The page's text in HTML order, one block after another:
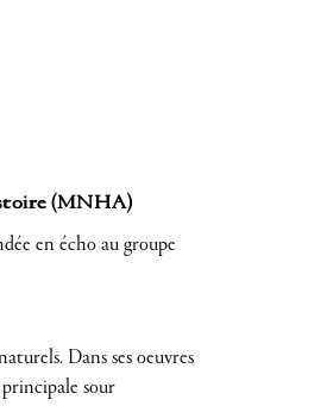
(MNHA)
en écho au groupe
Dans ses oeuvres
sour